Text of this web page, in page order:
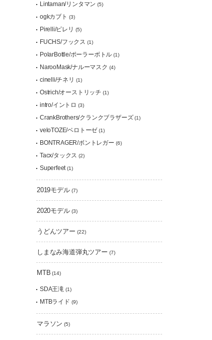
Lintaman/リンタマン (5)
ogkカブト (3)
Pirelli/ピレリ (5)
FUCHS/フックス (1)
PolarBottle/ポーラーボトル (1)
NarooMask/ナルーマスク (4)
cinelli/チネリ (1)
Ostrich/オーストリッチ (1)
intro/イントロ (3)
CrankBrothers/クランクブラザーズ (1)
veloTOZE/ベロトーゼ (1)
BONTRAGER/ボントレガー (6)
Tacx/タックス (2)
Superfeet (1)
2019モデル(7)
2020モデル(3)
うどんツアー (22)
しまなみ海道弾丸ツアー (7)
MTB (14)
SDA王滝 (1)
MTBライド (9)
マラソン (5)